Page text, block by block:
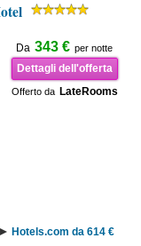
Da 343 € per notte
Dettagli dell'offerta
Offerto da LateRooms
Hotels.com da 614 €